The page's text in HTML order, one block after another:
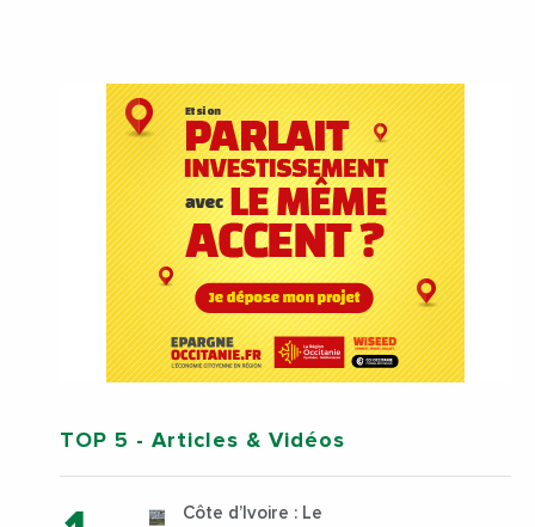
TOP 5 - Articles & Vidéos
Côte d’Ivoire : Le